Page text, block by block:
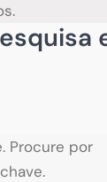
Procure por